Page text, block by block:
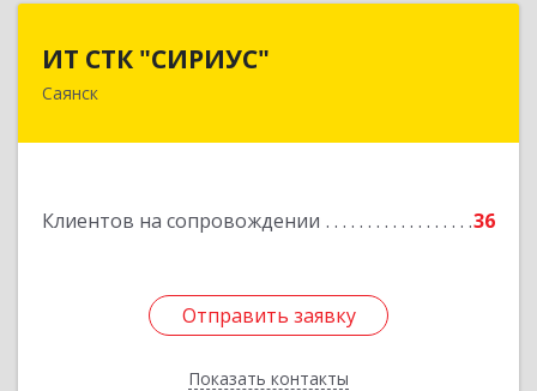
ИТ СТК "СИРИУС"
Саянск
Клиентов на сопровождении 36
Отправить заявку
Показать контакты
666303, Иркутская обл, Саянск г, Юбилейный
Отправить заявку
Назад